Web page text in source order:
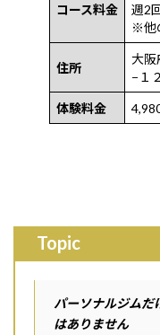
コース料金
週2
※他
住所
大阪
−１
体験料金
Topic
パーソナルジムだ
はありません